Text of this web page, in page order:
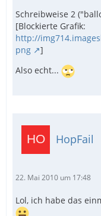
Schreibweise 2
[Blockierte Grafik:
http://
png
]
Also echt...
HopFail
22. Mai 2010 um 17:48
Lol, ich habe das